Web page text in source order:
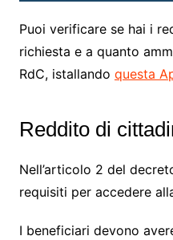
Puoi verificare se hai i
richiesta e a quanto
RdC, istallando questa
Reddito di
Nell’articolo 2 del
requisiti per accedere
I beneficiari devono